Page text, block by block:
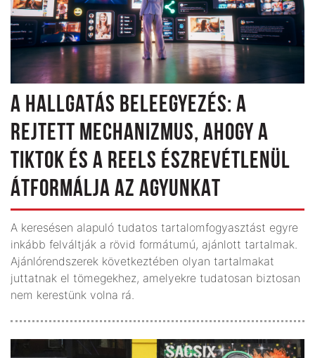
A HALLGATÁS BELEEGYEZÉS: A
REJTETT MECHANIZMUS, AHOGY A
TIKTOK ÉS A REELS ÉSZREVÉTLENÜL
ÁTFORMÁLJA AZ AGYUNKAT
A keresésen alapuló tudatos tartalomfogyasztást egyre
inkább felváltják a rövid formátumú, ajánlott tartalmak.
Ajánlórendszerek következtében olyan tartalmakat
juttatnak el tömegekhez, amelyekre tudatosan biztosan
nem kerestünk volna rá.